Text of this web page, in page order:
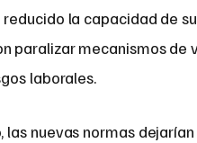
la capacidad de
paralizar mecanismos
laborales.
las nuevas normas